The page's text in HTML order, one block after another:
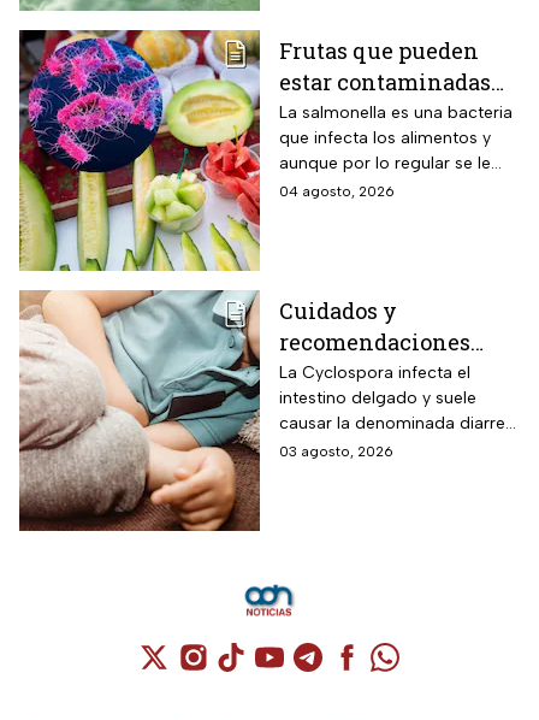
Frutas que pueden
estar contaminadas
de salmonella y cómo
protegerte del
contagio
La salmonella es una bacteria
que infecta los alimentos y
aunque por lo regular se le
relaciona con el huevo,
04 agosto, 2026
Cuidados y
recomendaciones
para niños ante los
riesgos por cyclospora
La Cyclospora infecta el
intestino delgado y suele
causar la denominada diarrea
explosiva, de acuerdo con
03 agosto, 2026
Cuenta de X / Twitter (se abre en una
Cuenta de Instagram (se abre en una
Cuenta de TikTok (se abre en
Cuenta de YouTube (se abre
Cuenta de Telegram (se
Cuenta de
Cuenta de